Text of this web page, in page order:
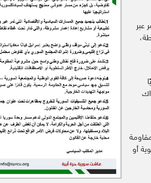
عبر
أو